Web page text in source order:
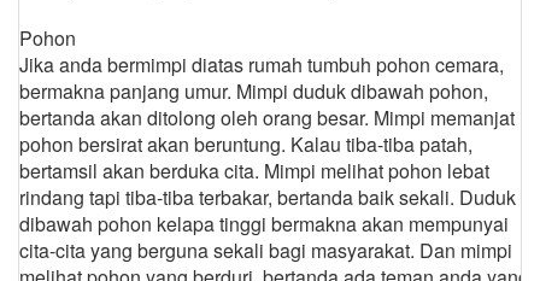
Pohon
Jika anda bermimpi diatas rumah tumbuh pohon cemara,
bermakna panjang umur. Mimpi duduk dibawah pohon,
bertanda akan ditolong oleh orang besar. Mimpi memanjat
pohon bersirat akan beruntung. Kalau tiba-tiba patah,
bertamsil akan berduka cita. Mimpi melihat pohon lebat
rindang tapi tiba-tiba terbakar, bertanda baik sekali. Duduk
dibawah pohon kelapa tinggi bermakna akan mempunyai
cita-cita yang berguna sekali bagi masyarakat. Dan mimpi